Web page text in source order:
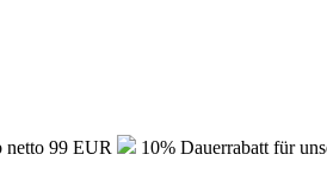
netto 99 EUR
10% Dauerrabatt für